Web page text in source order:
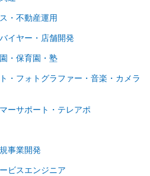
・不動産運用
イヤー・店舗開発
・保育園・塾
・フォトグラファー・音楽・カメラ
ーサポート・テレアポ
事業開発
ビスエンジニア